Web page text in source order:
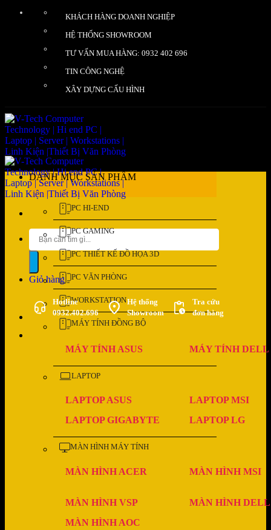
KHÁCH HÀNG DOANH NGHIỆP
HỆ THỐNG SHOWROOM
TƯ VẤN MUA HÀNG: 0932 402 696
TIN CÔNG NGHỆ
XÂY DỰNG CẤU HÌNH
Tìm
kiếm:
Giỏ hàng
Hotline
0932.402.696
Hệ thống
Showroom
Tra cứu
đơn hàng
DANH MỤC SẢN PHẨM
PC HI-END
PC GAMING
PC THIẾT KẾ ĐỒ HỌA 3D
PC VĂN PHÒNG
WORKSTATION
MÁY TÍNH ĐỒNG BỘ
MÁY TÍNH ASUS MÁY TÍNH DELL
LAPTOP
LAPTOP ASUS
LAPTOP MSI
LAPTOP GIGABYTE
LAPTOP LG
MÀN HÌNH MÁY TÍNH
MÀN HÌNH ACER MÀN HÌNH MSI
MÀN HÌNH VSP
MÀN HÌNH DELL
MÀN HÌNH AOC